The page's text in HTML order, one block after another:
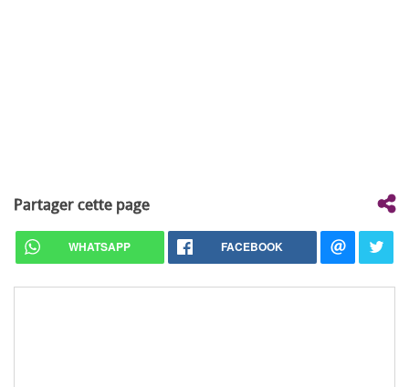
Partager cette page
WHATSAPP FACEBOOK